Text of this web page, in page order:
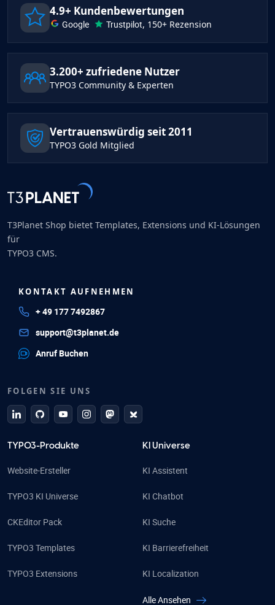
4.9+ Kundenbewertungen
Google Trustpilot, 150+ Rezension
3.200+ zufriedene Nutzer
TYPO3 Community & Experten
Vertrauenswürdig seit 2011
TYPO3 Gold Mitglied
T3Planet Shop bietet Templates, Extensions und KI-Lösungen
für
TYPO3 CMS.
KONTAKT AUFNEHMEN
+ 49 177 7492867
support@t3planet.de
Anruf Buchen
FOLGEN SIE UNS
linkedingithubYoutubeInstagram
MastodonBluesky
TYPO3-Produkte
Website-Ersteller
TYPO3 KI Universe
CKEditor Pack
TYPO3 Templates
TYPO3 Extensions
KI Universe
KI Assistent
KI Chatbot
KI Suche
KI Barrierefreiheit
KI Localization
Alle Ansehen